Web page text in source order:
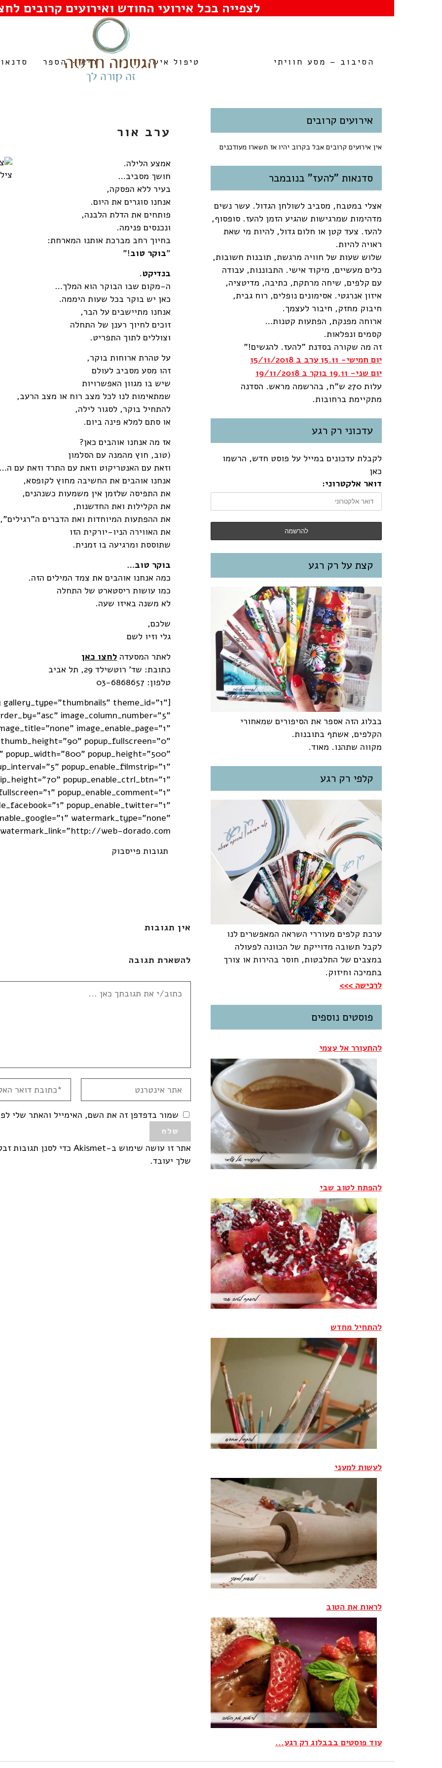
לצפייה בכל אירועי החודש ואירועים קרובים
היא – הספר הסיבוב – מסע חוויתי טיפול אישי
ערב אור
אמצע הלילה.
חושך מסביב…
בעיר ללא הפסקה,
אנחנו סוגרים את היום.
פותחים את הדלת הלבנה,
ונכנסים פנימה.
בחיוך רחב מברכת אותנו המארחת:
"בוקר טוב!"
בנדיקט.
ה-מקום שבו הבוקר הוא המלך…
כאן יש בוקר בכל שעות היממה.
אנחנו מתיישבים על הבר,
זוכים לחיוך רענן של התחלה
וצוללים לתוך התפריט.
על טהרת ארוחות בוקר,
זהו מסע מסביב לעולם
שיש בו מגוון האפשרויות
שמתאימות לנו לכל מצב רוח או מצב הרעב,
להתחיל בוקר, לסגור לילה,
או סתם למלא פינה ביום.
אז מה אנחנו אוהבים כאן?
(טוב, חוץ מהמנה עם הסלמון
וזאת עם האנטריקוט וזאת עם התרד וזאת עם
אנחנו אוהבים את החשיבה מחוץ לקופסא,
את התפיסה שלזמן אין משמעות כשנהנים,
את הקלילות ואת החדשנות,
את ההפתעות המיוחדות ואת הדברים ה"רגילים",
את האווירה הניו-יורקית הזו
שתוססת ומרגיעה בו זמנית.
בוקר טוב…
כמה אנחנו אוהבים את צמד המילים הזה.
כמו עושות ריסטארט של התחלה
לא משנה באיזו שעה.
שלכם,
גלי וזיו לשם
לאתר המסעדה לחצו כאן
כתובת: שד' רוטשילד 29, תל אביב
טלפון: 03-6868657
gallery_type="thumbnails" theme_id="1"
image_column_number="5"
image_enable_page="1"
popup_fullscreen="0"
popup_width="800" popup_height="500"
popup_enable_filmstrip="1"
popup_enable_ctrl_btn="1"
popup_enable_comment="1"
popup_enable_twitter="1"
watermark_type="none"
watermark_link="http://web-dorado.com"]
תגובות פייסבוק
אין תגובות
להשארת תגובה
שמור בדפדפן זה את השם, האימייל והאתר שלי
אתר זו עושה שימוש ב-Akismet כדי לסנן תגובות זבל.
שלך יעובד.
אירועים קרובים
אין אירועים קרובים אבל בקרוב יהיו אז תשארו מעודכנים
סדנאות "להעז" בנובמבר
אצלי במטבח, מסביב לשולחן הגדול. עשר נשים
מדהימות שמרגישות שהגיע הזמן להעז. סופסוף,
להעז. צעד קטן או חלום גדול, להיות מי שאת
ראויה להיות.
שלוש שעות של חוויה מרגשת, תובנות חשובות,
כלים מעשיים, מיקוד אישי. התבוננות, עבודה
עם קלפים, שיחה מרתקת, כתיבה, מדיטציה,
איזון אנרגטי. אסימונים נופלים, רוח גבית,
חיבוק מחזק, חיבור לעצמך.
ארוחה מפנקת, הפתעות קטנות…
קסמים ונפלאות.
זה מה שקורה בסדנת "להעז. להגשים!"
יום חמישי- 15.11 ערב ב 15/11/2018
יום שני- 19.11 בוקר ב 19/11/2018
עלות 270 ש"ח, בהרשמה מראש. הסדנה
מתקיימת ברחובות.
עדכוני רק רגע
לקבלת עדכונים במייל על פוסט חדש, הרשמו
כאן
דואר אלקטרוני:
קצת על רק רגע
בבלוג הזה אספר את הסיפורים שמאחורי
הקלפים, אשתף בתובנות.
מקווה שתהנו. מאוד.
קלפי רק רגע
ערכת קלפים מעוררי השראה המאפשרים לנו
לקבל תשובה מדוייקת של הכוונה לפעולה
במצבים של התלבטות, חוסר בהירות או צורך
בתמיכה וחיזוק.
לרכישה >>>
פוסטים נוספים
להתעורר אל עצמי
להפתח לטוב שבי
להתחיל מחדש
לעשות למעני
לראות את הטוב‎
עוד פוסטים בבבלוג רק רגע...